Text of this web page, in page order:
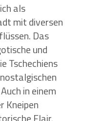
als
mit diversen
Das
und
Tschechiens
in einem
Kneipen